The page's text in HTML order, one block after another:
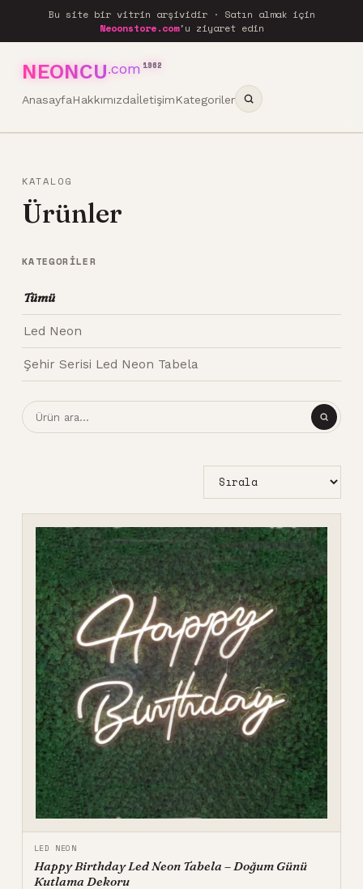
Bu site bir vitrin arşividir · Satın almak için
Neoonstore.com'u ziyaret edin
NEONCU.com 1962
AnasayfaHakkımızdaİletişimKategoriler
KATALOG
Ürünler
KATEGORILER
Tümü
Led Neon
Şehir Serisi Led Neon Tabela
LED NEON
Happy Birthday Led Neon Tabela – Doğum Günü
Kutlama Dekoru